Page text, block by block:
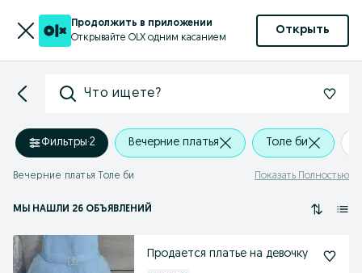
Продолжить в приложении
Открывайте OLX одним касанием
Открыть
Что ищете?
Фильтры·2 Вечерние платья Толе би
Вечерние платья Толе би Показать Полностью
МЫ НАШЛИ 26 ОБЪЯВЛЕНИЙ
Продается платье на девочку